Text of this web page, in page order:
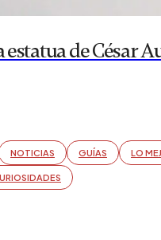
de César
NOTICIAS GUÍAS LO